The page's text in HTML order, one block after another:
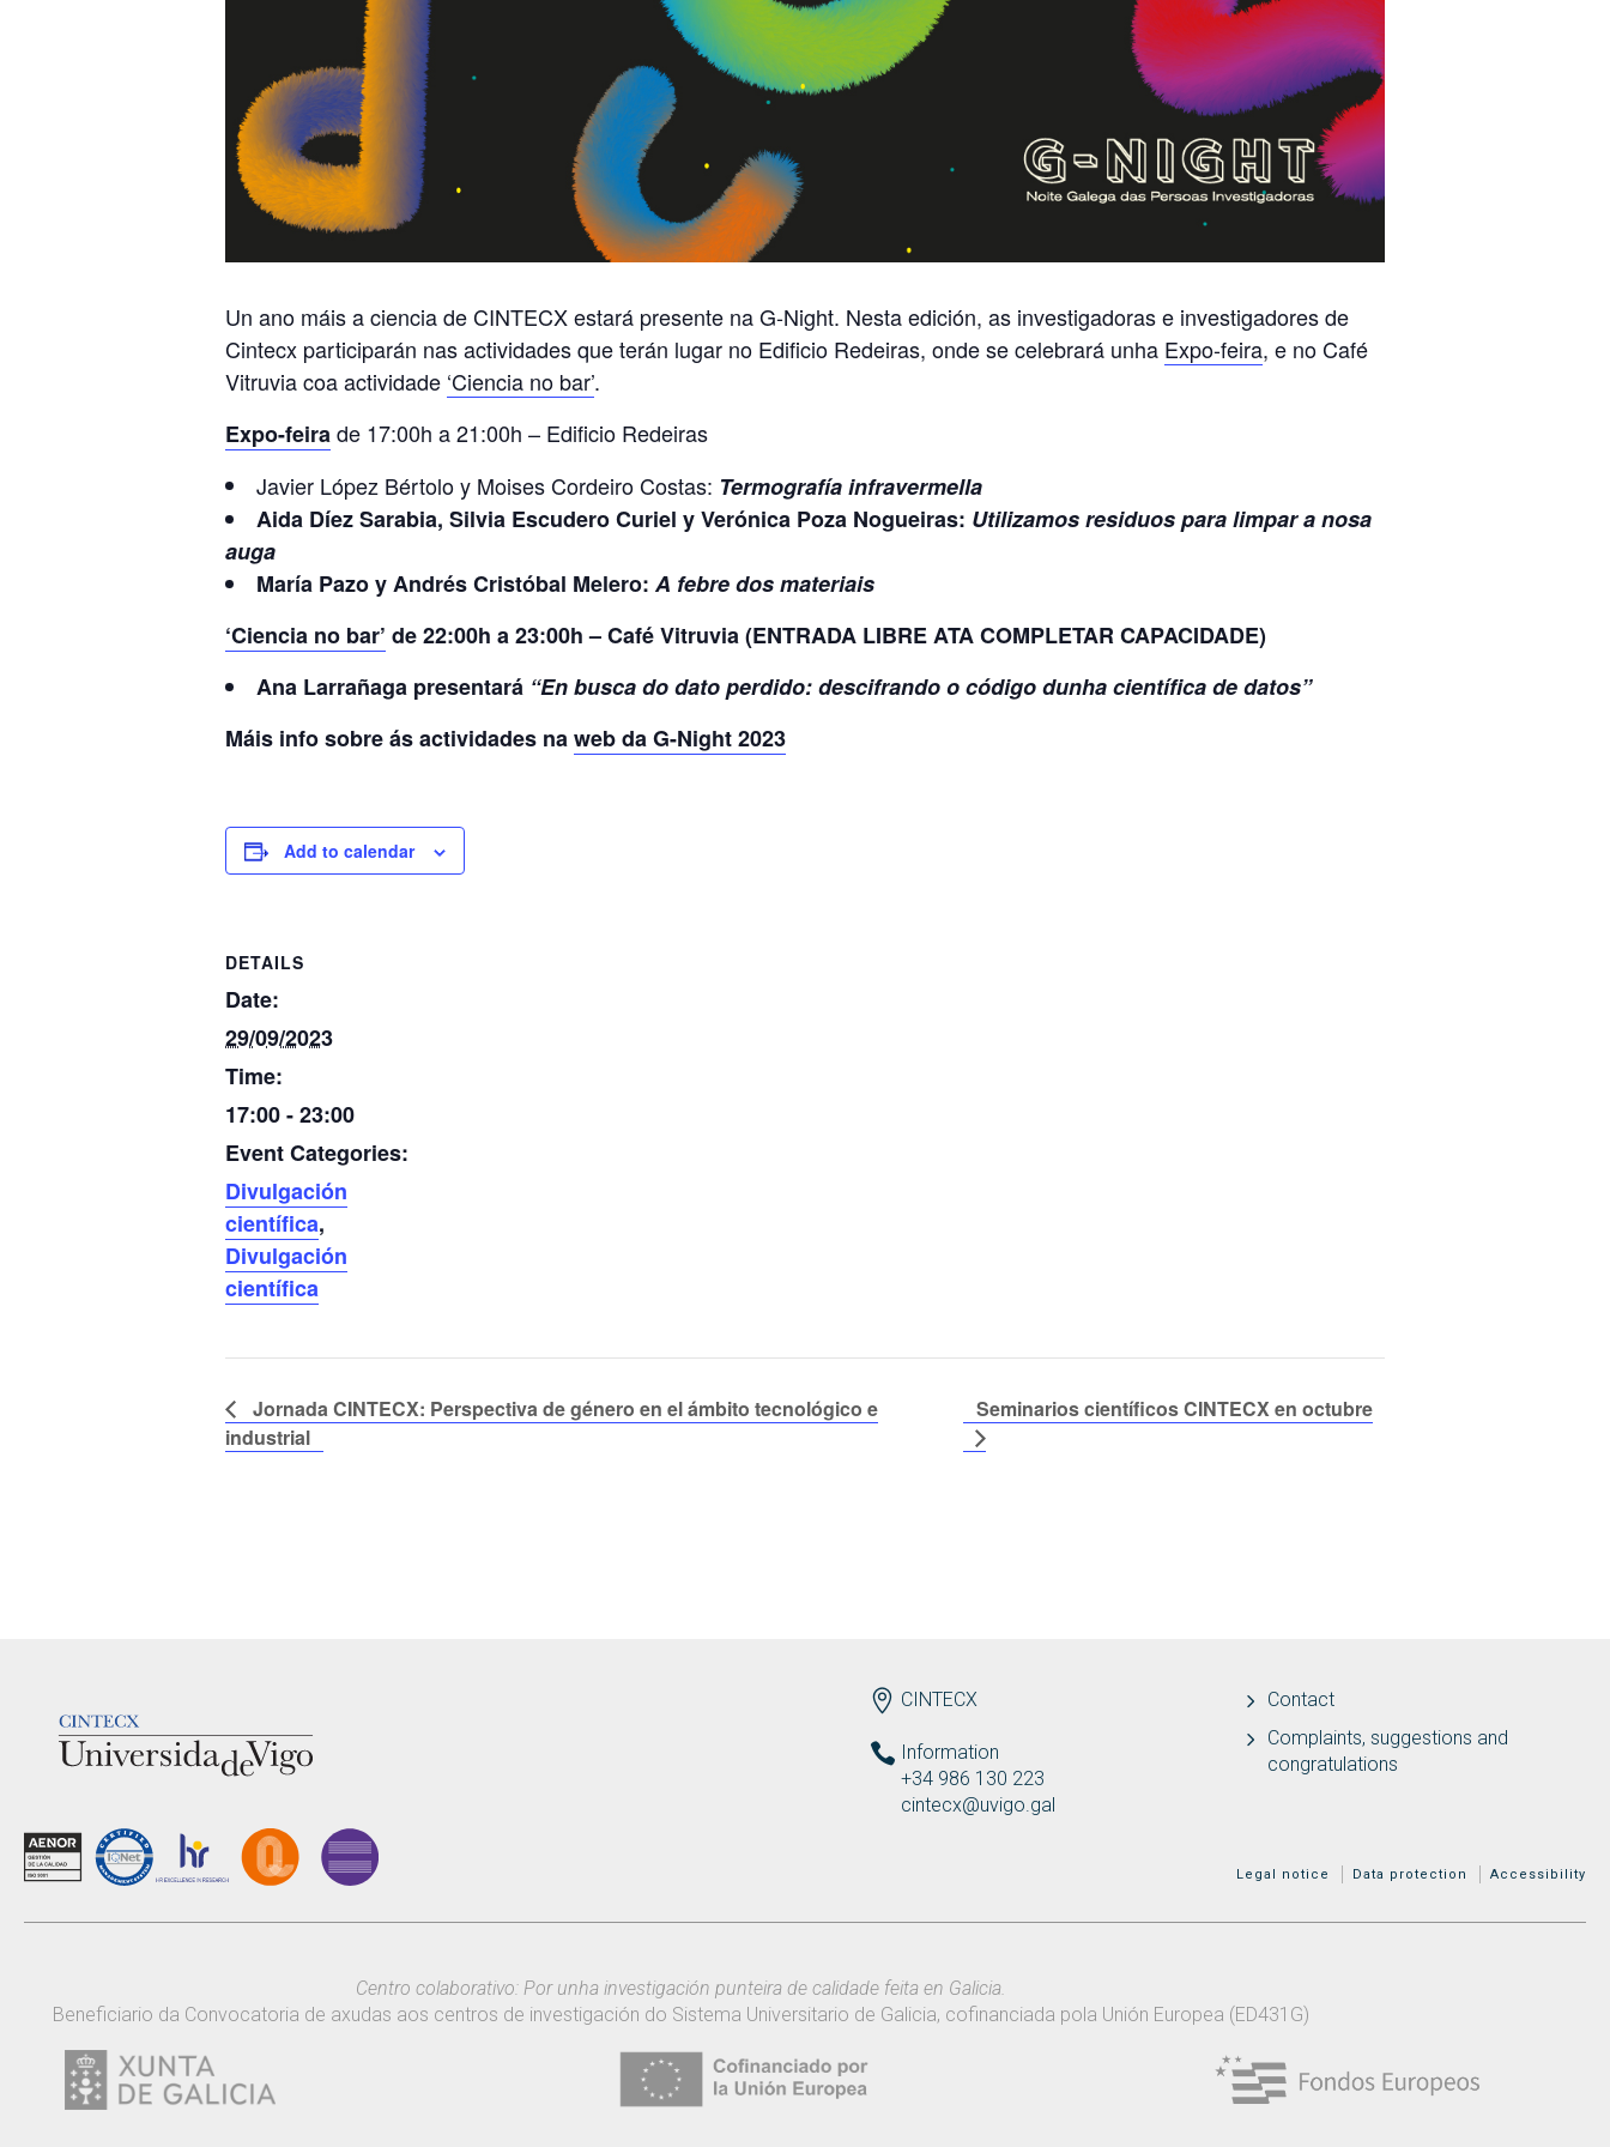
Un ano máis a ciencia de CINTECX estará presente na G-Night. Nesta edición, as investigadoras e investigadores de
Cintecx participarán nas actividades que terán lugar no Edificio Redeiras, onde se celebrará unha Expo-feira, e no Café
Vitruvia coa actividade ‘Ciencia no bar’.
Expo-feirade 17:00h a 21:00h – Edificio Redeiras
Javier López Bértolo y Moises Cordeiro Costas: Termografía infravermella
Aida Díez Sarabia, Silvia Escudero Curiel y Verónica Poza Nogueiras: Utilizamos residuos para limpar a nosa
auga
María Pazo y Andrés Cristóbal Melero: A febre dos materiais
‘Ciencia no bar’ de 22:00h a 23:00h – Café Vitruvia (ENTRADA LIBRE ATA COMPLETAR CAPACIDADE)
Ana Larrañaga presentará “En busca do dato perdido: descifrando o código dunha científica de datos”
Máis info sobre ás actividades naweb da G-Night 2023
Add to calendar
DETAILS
Date:
29/09/2023
Time:
17:00 - 23:00
Event Categories:
Divulgación
científica,
Divulgación
científica
Jornada CINTECX: Perspectiva de género en el ámbito tecnológico e
industrial
Seminarios científicos CINTECX en octubre
ENDEREZO EN
CINTECX
Information
+34 986 130 223
cintecx@uvigo.gal
Contact
Complaints, suggestions and
congratulations
MENÚ ADICIONAL
Legal notice Data protection Accessibility
Centro colaborativo: Por unha investigación punteira de calidade feita en Galicia.
Beneficiario da Convocatoria de axudas aos centros de investigación do Sistema Universitario de Galicia, cofinanciada pola Unión Europea (ED431G)